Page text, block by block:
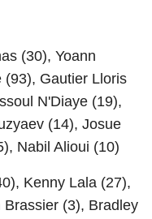
(30), Yoann
(93), Gautier Lloris
N'Diaye (19),
(14), Josue
Nabil Alioui (10)
Kenny Lala (27),
(3), Bradley